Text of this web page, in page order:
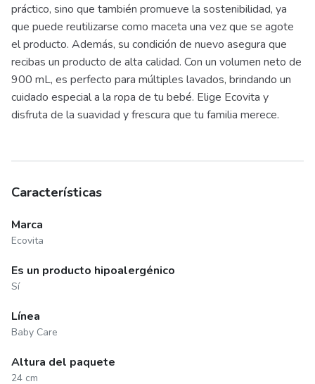
práctico, sino que también promueve la sostenibilidad, ya
que puede reutilizarse como maceta una vez que se agote
el producto. Además, su condición de nuevo asegura que
recibas un producto de alta calidad. Con un volumen neto de
900 mL, es perfecto para múltiples lavados, brindando un
cuidado especial a la ropa de tu bebé. Elige Ecovita y
disfruta de la suavidad y frescura que tu familia merece.
Características
Marca
Ecovita
Es un producto hipoalergénico
Sí
Línea
Baby Care
Altura del paquete
24 cm